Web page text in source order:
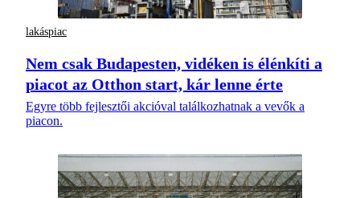
lakáspiac
Nem csak Budapesten, vidéken is élénkíti a
piacot az Otthon start, kár lenne érte
Egyre több fejlesztői akcióval találkozhatnak a vevők a
piacon.